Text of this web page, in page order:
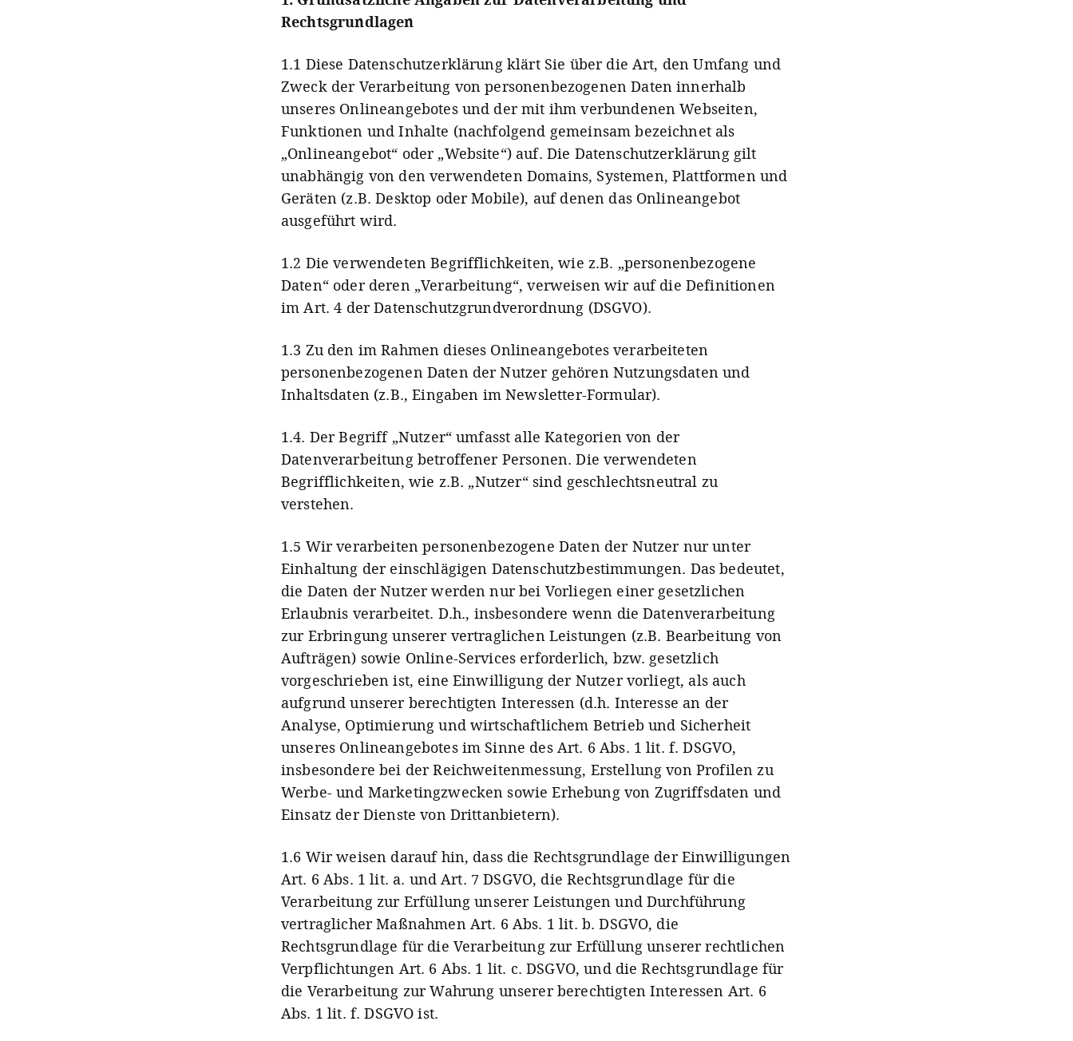
Rechtsgrundlagen
1.1 Diese Datenschutzerklärung klärt Sie über die Art, den Umfang und
Zweck der Verarbeitung von personenbezogenen Daten innerhalb
unseres Onlineangebotes und der mit ihm verbundenen Webseiten,
Funktionen und Inhalte (nachfolgend gemeinsam bezeichnet als
„Onlineangebot“ oder „Website“) auf. Die Datenschutzerklärung gilt
unabhängig von den verwendeten Domains, Systemen, Plattformen und
Geräten (z.B. Desktop oder Mobile), auf denen das Onlineangebot
ausgeführt wird.
1.2 Die verwendeten Begrifflichkeiten, wie z.B. „personenbezogene
Daten“ oder deren „Verarbeitung“, verweisen wir auf die Definitionen
im Art. 4 der Datenschutzgrundverordnung (DSGVO).
1.3 Zu den im Rahmen dieses Onlineangebotes verarbeiteten
personenbezogenen Daten der Nutzer gehören Nutzungsdaten und
Inhaltsdaten (z.B., Eingaben im Newsletter-Formular).
1.4. Der Begriff „Nutzer“ umfasst alle Kategorien von der
Datenverarbeitung betroffener Personen.Die verwendeten
Begrifflichkeiten, wie z.B. „Nutzer“ sind geschlechtsneutral zu
verstehen.
1.5 Wir verarbeiten personenbezogene Daten der Nutzer nur unter
Einhaltung der einschlägigen Datenschutzbestimmungen. Das bedeutet,
die Daten der Nutzer werden nur bei Vorliegen einer gesetzlichen
Erlaubnis verarbeitet. D.h., insbesondere wenn die Datenverarbeitung
zur Erbringung unserer vertraglichen Leistungen (z.B. Bearbeitung von
Aufträgen) sowie Online-Services erforderlich, bzw. gesetzlich
vorgeschrieben ist, eine Einwilligung der Nutzer vorliegt, als auch
aufgrund unserer berechtigten Interessen (d.h. Interesse an der
Analyse, Optimierung und wirtschaftlichem Betrieb und Sicherheit
unseres Onlineangebotes im Sinne des Art. 6 Abs. 1 lit. f. DSGVO,
insbesondere bei der Reichweitenmessung, Erstellung von Profilen zu
Werbe- und Marketingzwecken sowie Erhebung von Zugriffsdaten und
Einsatz der Dienste von Drittanbietern).
1.6 Wir weisen darauf hin, dass die Rechtsgrundlage der Einwilligungen
Art. 6 Abs. 1 lit. a. und Art. 7 DSGVO, die Rechtsgrundlage für die
Verarbeitung zur Erfüllung unserer Leistungen und Durchführung
vertraglicher Maßnahmen Art. 6 Abs. 1 lit. b. DSGVO, die
Rechtsgrundlage für die Verarbeitung zur Erfüllung unserer rechtlichen
Verpflichtungen Art. 6 Abs. 1 lit. c. DSGVO, und die Rechtsgrundlage für
die Verarbeitung zur Wahrung unserer berechtigten Interessen Art. 6
Abs. 1 lit. f. DSGVO ist.